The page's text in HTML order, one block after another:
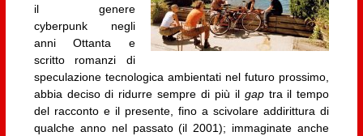
il genere
cyberpunk negli
anni Ottanta e
scritto romanzi di
speculazione tecnologica ambientati nel futuro prossimo,
abbia deciso di ridurre sempre di più il gaptra il tempo
del racconto e il presente, fino a scivolare addirittura di
qualche anno nel passato (il 2001); immaginate anche